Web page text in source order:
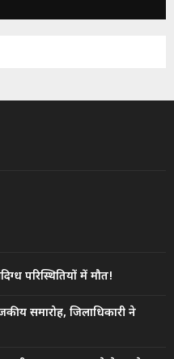
परिस्थितियों में मौत!
समारोह, जिलाधिकारी ने